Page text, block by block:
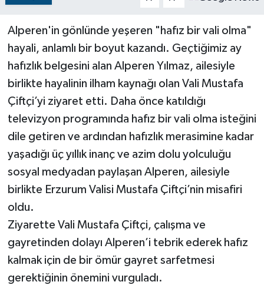
Alperen'in gönlünde yeşeren "hafız bir vali olma"
hayali, anlamlı bir boyut kazandı. Geçtiğimiz ay
hafızlık belgesini alan Alperen Yılmaz, ailesiyle
birlikte hayalinin ilham kaynağı olan Vali Mustafa
Çiftçi’yi ziyaret etti. Daha önce katıldığı
televizyon programında hafız bir vali olma isteğini
dile getiren ve ardından hafızlık merasimine kadar
yaşadığı üç yıllık inanç ve azim dolu yolculuğu
sosyal medyadan paylaşan Alperen, ailesiyle
birlikte Erzurum Valisi Mustafa Çiftçi’nin misafiri
oldu.
Ziyarette Vali Mustafa Çiftçi, çalışma ve
gayretinden dolayı Alperen’i tebrik ederek hafız
kalmak için de bir ömür gayret sarfetmesi
gerektiğinin önemini vurguladı.